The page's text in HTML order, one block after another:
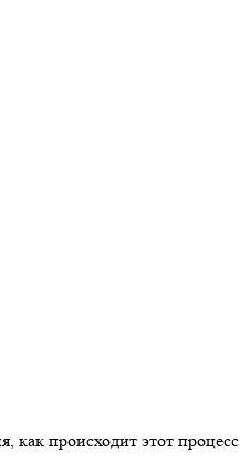
как происходит этот процесс